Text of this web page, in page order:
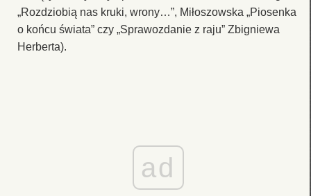
„Rozdziobią nas kruki, wrony…”, Miłoszowska „Piosenka
o końcu świata” czy „Sprawozdanie z raju” Zbigniewa
Herberta).
ad